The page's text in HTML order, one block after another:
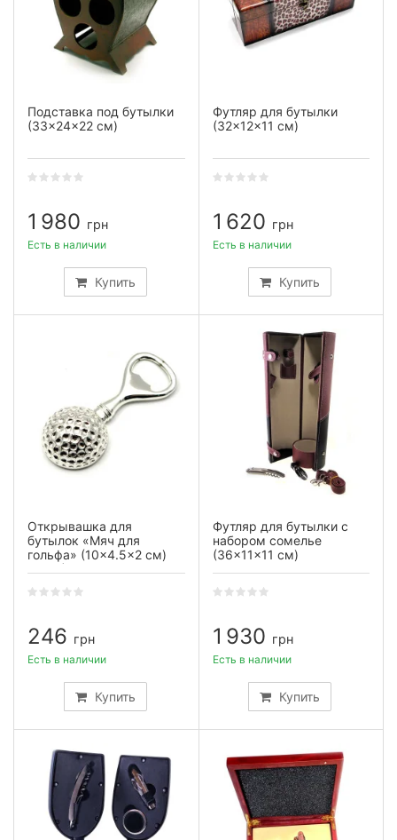
Подставка под бутылки
(33×24×22 см)
1 980 грн
Купить
Есть в наличии
Футляр для бутылки
(32×12×11 см)
1 620 грн
Купить
Есть в наличии
Открывашка для
бутылок «Мяч для
гольфа» (10×4.5×2 см)
(2628)
246 грн
Купить
Есть в наличии
Футляр для бутылки с
набором сомелье
(36×11×11 см)
1 930 грн
Купить
Есть в наличии